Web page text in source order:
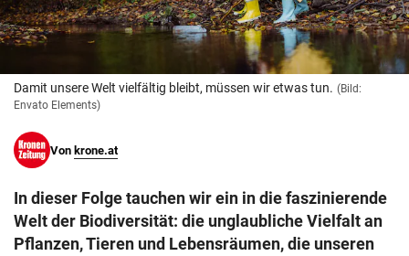
© Krone Multimedia GmbH & Co KG 2026
Muthgasse 2, 1190 Wien
Damit unsere Welt vielfältig bleibt, müssen wir etwas tun. (Bild:
Envato Elements)
Von krone.at
In dieser Folge tauchen wir ein in die faszinierende
Welt der Biodiversität: die unglaubliche Vielfalt an
Pflanzen, Tieren und Lebensräumen, die unseren